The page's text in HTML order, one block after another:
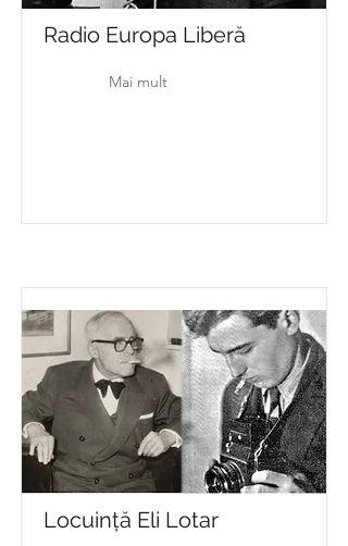
Radio Europa Liberă
Mai mult
Locuință Eli Lotar